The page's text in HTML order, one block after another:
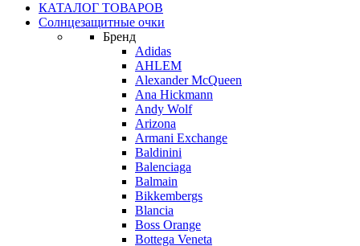
КАТАЛОГ ТОВАРОВ
Солнцезащитные очки
Бренд
Adidas
AHLEM
Alexander McQueen
Ana Hickmann
Andy Wolf
Arizona
Armani Exchange
Baldinini
Balenciaga
Balmain
Bikkembergs
Blancia
Boss Orange
Bottega Veneta